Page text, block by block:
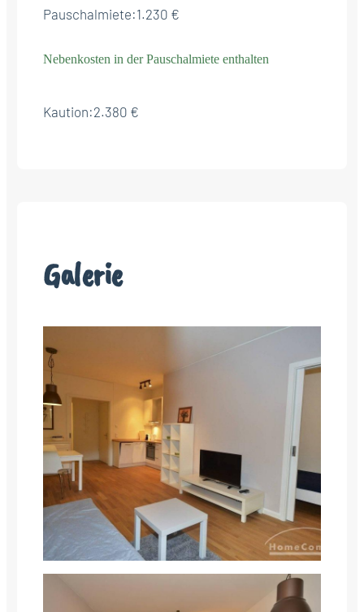
Pauschalmiete:1.230 €
Nebenkosten in der Pauschalmiete enthalten
Kaution:2.380 €
Galerie